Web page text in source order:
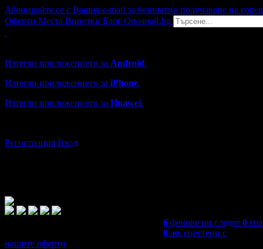
Абонирайте се с Вашия e-mail за безплатно получаване на
Оферти Места Винетки Блог Опознай.bg
Изтегли приложението за Android.
Изтегли приложението за iPhone.
Изтегли приложението за Huawei.
Регистрация Вход
6 фенове ни следят 0
0лв. спестени с
нашите оферти